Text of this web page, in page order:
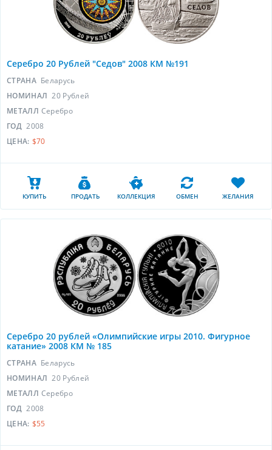
Серебро 20 Рублей "Седов" 2008 КМ №191
СТРАНА Беларусь
НОМИНАЛ 20 Рублей
МЕТАЛЛ Серебро
ГОД 2008
ЦЕНА: $70
КУПИТЬ ПРОДАТЬ КОЛЛЕКЦИЯ ОБМЕН ЖЕЛАНИЯ
Серебро 20 рублей «Олимпийские игры 2010. Фигурное
катание» 2008 КМ № 185
СТРАНА Беларусь
НОМИНАЛ 20 Рублей
МЕТАЛЛ Серебро
ГОД 2008
ЦЕНА: $55